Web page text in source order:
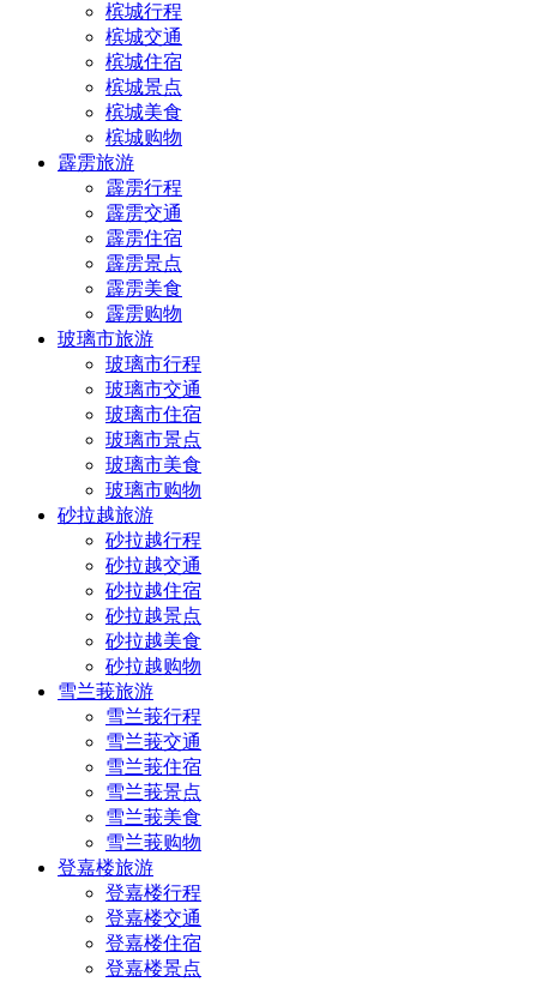
槟城行程
槟城交通
槟城住宿
槟城景点
槟城美食
槟城购物
霹雳旅游
霹雳行程
霹雳交通
霹雳住宿
霹雳景点
霹雳美食
霹雳购物
玻璃市旅游
玻璃市行程
玻璃市交通
玻璃市住宿
玻璃市景点
玻璃市美食
玻璃市购物
砂拉越旅游
砂拉越行程
砂拉越交通
砂拉越住宿
砂拉越景点
砂拉越美食
砂拉越购物
雪兰莪旅游
雪兰莪行程
雪兰莪交通
雪兰莪住宿
雪兰莪景点
雪兰莪美食
雪兰莪购物
登嘉楼旅游
登嘉楼行程
登嘉楼交通
登嘉楼住宿
登嘉楼景点